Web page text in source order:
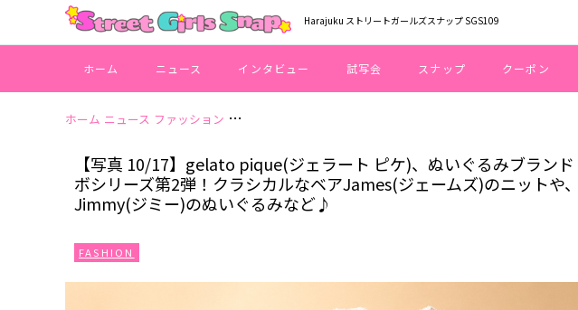
Harajuku ストリートガールズスナップ SGS109
ホーム ニュース インタビュー 試写会 スナップ クーポン
ホーム ニュース ファッション 【写真 10/17】gelato pique(ジェラート ピケ)、ぬいぐるみブラ
【写真 10/17】gelato pique(ジェラート ピケ)、ぬいぐるみブラン
ボシリーズ第2弾！クラシカルなベアJames(ジェームズ)のニットや
Jimmy(ジミー)のぬいぐるみなど♪
FASHION